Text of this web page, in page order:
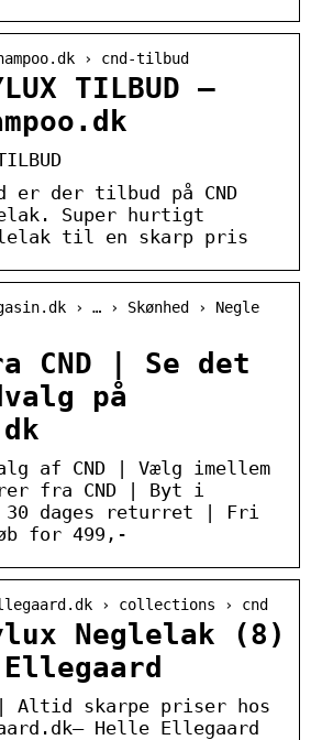
› cnd-tilbud
TILBUD –
er der tilbud på CND
Super hurtigt
til en skarp pris
› … › Skønhed › Negle
CND | Se det
på
af CND | Vælg imellem
fra CND | Byt i
dages returret | Fri
for 499,-
› collections › cnd
Neglelak (8)
| Altid skarpe priser hos
Helle Ellegaard